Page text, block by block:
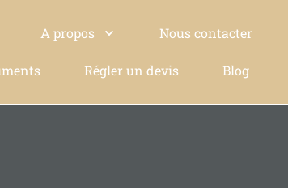
A propos Nous contacter
Régler un devis Blog